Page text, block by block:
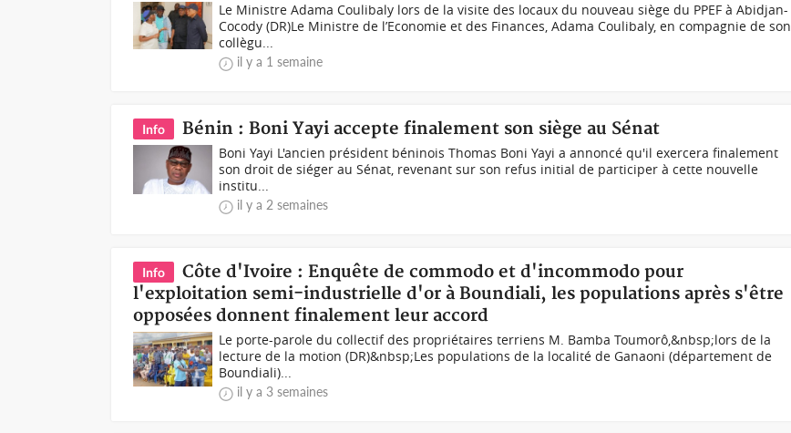
Le Ministre Adama Coulibaly lors de la visite des locaux du nouveau siège du PPEF à Abidjan-
Cocody (DR)Le Ministre de l’Economie et des Finances, Adama Coulibaly, en compagnie de son
collègu...
il y a 1 semaine
Info Bénin : Boni Yayi accepte finalement son siège au Sénat
Boni Yayi L'ancien président béninois Thomas Boni Yayi a annoncé qu'il exercera finalement
son droit de siéger au Sénat, revenant sur son refus initial de participer à cette nouvelle
institu...
il y a 2 semaines
Info
Côte d'Ivoire : Enquête de commodo et d'incommodo pour
l'exploitation semi-industrielle d'or à Boundiali, les populations après s'être
opposées donnent finalement leur accord
Le porte-parole du collectif des propriétaires terriens M. Bamba Toumorô,&nbsp;lors de la
lecture de la motion (DR)&nbsp;Les populations de la localité de Ganaoni (département de
Boundiali)...
il y a 3 semaines